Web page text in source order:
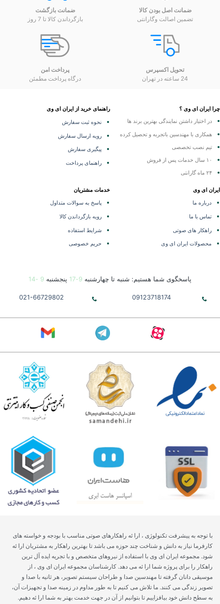
ضمانت اصل بودن کالا
تضمین اصالت وگارانتی
ضمانت بازگشت
بازگرداندن کالا تا 7 روز
تحویل اکسپرس
24 ساعته در تهران
پرداخت امن
درگاه پرداخت مطمئن
ایران ای وی ؟
در اختیار داشتن نمایندگیبهترین برند ها
همکاری با مهندسین باتجربه و تحصیل کرده
تیم نصب تخصصی
۲۴ ماه گارانتی
راهنمای خرید از ایران ای وی
نحوه ثبت سفارش
رویه ارسال سفارش
پیگیری سفارش
راهنمای پرداخت
ای وی
درباره ما
تماس با ما
راهکار های صوتی
محصولات ایران ای وی
خدمات مشتریان
پاسخ به سوالات متداول
رویه بازگرداندن کالا
شرایط استفاده
حریم خصوصی
پاسخگوی شما هستیم: شنبه تا چهارشنبه9-17 پنجشنبه9 -14
09123718174
021-66729802
با توجه به پیشرفت تکنولوژی ، ارا ئه راهکارهای صوتی مناسب با بودجه و خواسته های
کارفرما نیاز به دانش و شناخت چند حوزه می باشد تا بهترین راهکار به مشتریان ارا ئه
شود. مجموعه ایران ای وی با استفاده از نیروهای متخصص و با تجریه ایده آل ترین
راهکار را برای پروژه شما ارا ئه می دهد. کارشناسان مجموعه ایران ای وی ، از
موسیقی دانان گرفته تا مهندسین صدا و طراحان سیستم تصویر، هر ثانیه با صدا و
تصویر زندگی می کنند. ما تلاش می کنیم تا به طور مداوم در زمینه صدا و تجهیزات آن،
به سطح دانش خود بیافزاییم تا بتوانیم از آن در جهت خدمت بهتر به شما ارا ئه دهیم.